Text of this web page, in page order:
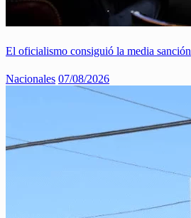
El oficialismo consiguió la media sanción
Nacionales 07/08/2026